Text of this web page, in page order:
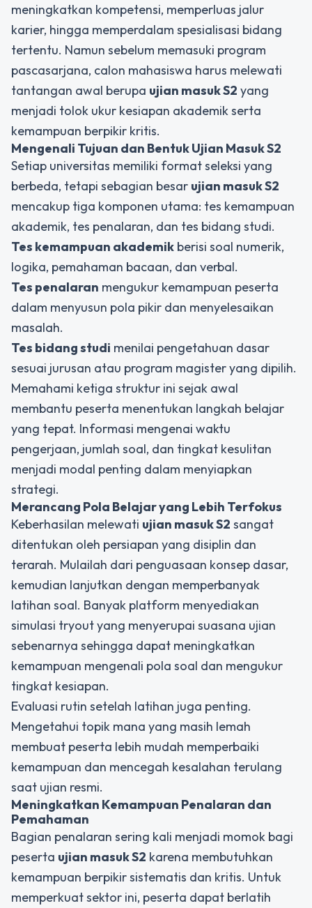
meningkatkan kompetensi, memperluas jalur
karier, hingga memperdalam spesialisasi bidang
tertentu. Namun sebelum memasuki program
pascasarjana, calon mahasiswa harus melewati
tantangan awal berupa ujian masuk S2 yang
menjadi tolok ukur kesiapan akademik serta
kemampuan berpikir kritis.
Mengenali Tujuan dan Bentuk Ujian Masuk S2
Setiap universitas memiliki format seleksi yang
berbeda, tetapi sebagian besar ujian masuk S2
mencakup tiga komponen utama: tes kemampuan
akademik, tes penalaran, dan tes bidang studi.
Tes kemampuan akademik berisi soal numerik,
logika, pemahaman bacaan, dan verbal.
Tes penalaran mengukur kemampuan peserta
dalam menyusun pola pikir dan menyelesaikan
masalah.
Tes bidang studi menilai pengetahuan dasar
sesuai jurusan atau program magister yang dipilih.
Memahami ketiga struktur ini sejak awal
membantu peserta menentukan langkah belajar
yang tepat. Informasi mengenai waktu
pengerjaan, jumlah soal, dan tingkat kesulitan
menjadi modal penting dalam menyiapkan
strategi.
Merancang Pola Belajar yang Lebih Terfokus
Keberhasilan melewati ujian masuk S2 sangat
ditentukan oleh persiapan yang disiplin dan
terarah. Mulailah dari penguasaan konsep dasar,
kemudian lanjutkan dengan memperbanyak
latihan soal. Banyak platform menyediakan
simulasi tryout yang menyerupai suasana ujian
sebenarnya sehingga dapat meningkatkan
kemampuan mengenali pola soal dan mengukur
tingkat kesiapan.
Evaluasi rutin setelah latihan juga penting.
Mengetahui topik mana yang masih lemah
membuat peserta lebih mudah memperbaiki
kemampuan dan mencegah kesalahan terulang
saat ujian resmi.
Meningkatkan Kemampuan Penalaran dan
Pemahaman
Bagian penalaran sering kali menjadi momok bagi
peserta ujian masuk S2 karena membutuhkan
kemampuan berpikir sistematis dan kritis. Untuk
memperkuat sektor ini, peserta dapat berlatih